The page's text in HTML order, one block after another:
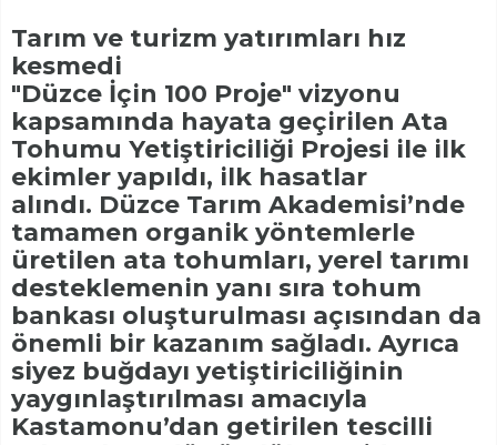
Tarım ve turizm yatırımları hız
kesmedi
"Düzce İçin 100 Proje" vizyonu
kapsamında hayata geçirilen Ata
Tohumu Yetiştiriciliği Projesi ile ilk
ekimler yapıldı, ilk hasatlar
alındı. Düzce Tarım Akademisi’nde
tamamen organik yöntemlerle
üretilen ata tohumları, yerel tarımı
desteklemenin yanı sıra tohum
bankası oluşturulması açısından da
önemli bir kazanım sağladı. Ayrıca
siyez buğdayı yetiştiriciliğinin
yaygınlaştırılması amacıyla
Kastamonu’dan getirilen tescilli